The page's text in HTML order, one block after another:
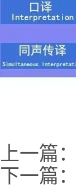
上一篇：
下一篇：